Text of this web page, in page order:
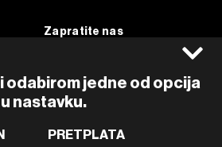
odabirom jedne od opcija
u nastavku.
PRETPLATA
Zapratite nas
Instagram
Twitter
Tiktok